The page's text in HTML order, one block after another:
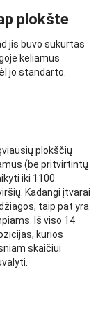
plokšte
jis buvo sukurtas
keliamus
jo standarto.
plokščių
(be pritvirtintų
iki 1100
Kadangi įtvarai
taip pat yra
Iš viso 14
kurios
skaičiui